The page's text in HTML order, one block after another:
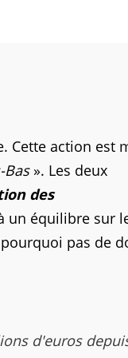
Cette action est
». Les deux
des
un équilibre sur
pas de
d'euros